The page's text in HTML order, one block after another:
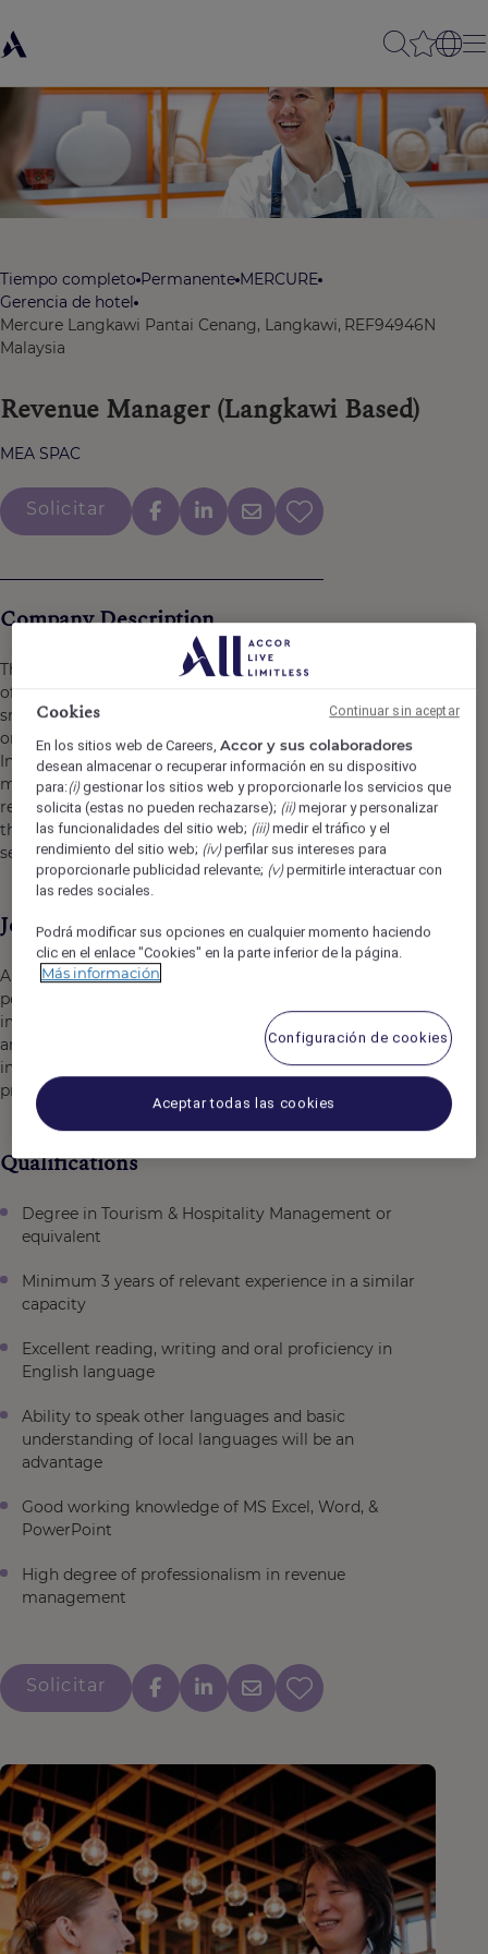
Tiempo completo Permanente MERCURE
Gerencia de hotel
Mercure Langkawi Pantai Cenang, Langkawi,
Malaysia
REF94946N
Revenue Manager (Langkawi Based)
MEA SPAC
Solicitar
Company Description
The Mercure Langkawi will be described as a Hotel
offering attentive, personalized service with a natural
smile, friendliness, proactiveness and professionalism. In
order to achieve excellence and the prestige of an
International 4* midscale hotel rating, it is necessary that
management achieves a five-star ability to manage and
relate to employees. The keys to achieving our goals are
the employee well-being, effective communications, and
service standards with a high level of professionalism.
Job Description
A Revenue Manager optimizes a company’s financial
performance by analyzing data, forecasting demand, and
implementing strategic pricing to maximize revenue
and profitability. They monitor market trends, manage
inventory, and collaborate with sales/marketing to align
pricing with business goals.
Qualifications
Degree in Tourism & Hospitality Management or
equivalent
Minimum 3 years of relevant experience in a similar
capacity
Excellent reading, writing and oral proficiency in
English language
Ability to speak other languages and basic
understanding of local languages will be an
advantage
Good working knowledge of MS Excel, Word, &
PowerPoint
High degree of professionalism in revenue
management
Solicitar
Cookies
En los sitios web de Careers,Accor y sus colaboradores
desean almacenar o recuperar información en su dispositivo
para:(i)gestionar los sitios web y proporcionarle los servicios que
solicita (estas no pueden rechazarse); (ii)mejorar y personalizar
las funcionalidades del sitio web; (iii)medir el tráfico y el
rendimiento del sitio web; (iv)perfilar sus intereses para
proporcionarle publicidad relevante; (v)permitirle interactuar con
las redes sociales.
Podrá modificar sus opciones en cualquier momento haciendo
clic en el enlace "Cookies" en la parte inferior de la página.
Más información
Configuración de cookies
Aceptar todas las cookies
Continuar sin aceptar